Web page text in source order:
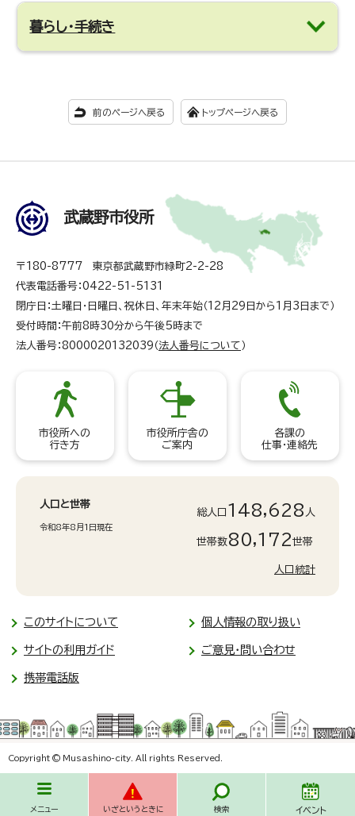
暮らし・手続き
前のページへ戻る トップページへ戻る
メニュー いざというときに 検索 イベント
武蔵野市役所
〒180-8777 東京都武蔵野市緑町2-2-28
代表電話番号：0422-51-5131
閉庁日：土曜日・日曜日、祝休日、年末年始（12月29日から1月3日まで）
受付時間：午前8時30分から午後5時まで
法人番号：8000020132039（ 法人番号について ）
市役所への
行き方
市役所庁舎の
ご案内
各課の
仕事・連絡先
人口と世帯
令和8年8月1日現在
総人口 148,628 人
世帯数80,172世帯
人口統計
このサイトについて 個人情報の取り扱い
サイトの利用ガイド ご意見・問い合わせ
携帯電話版
Copyright © Musashino-city. All rights Reserved.